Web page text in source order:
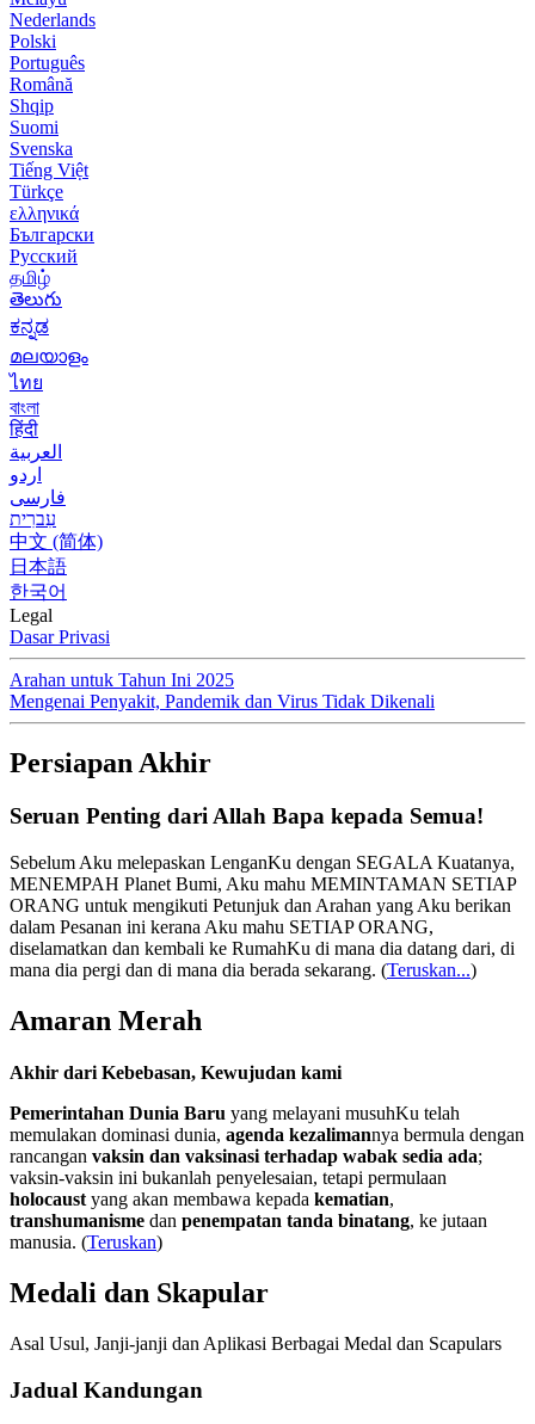
Nederlands
Polski
Português
Română
Shqip
Suomi
Svenska
Tiếng Việt
Türkçe
ελληνικά
Български
Русский
தமிழ்
తెలుగు
ಕನ್ನಡ
മലയാളം
ไทย
বাংলা
हिंदी
العربية
اردو
فارسی
עִברִית
中文 (简体)
日本語
한국어
Legal
Dasar Privasi
Arahan untuk Tahun Ini 2025
Mengenai Penyakit, Pandemik dan Virus Tidak Dikenali
Persiapan Akhir
Seruan Penting dari Allah Bapa kepada Semua!
Sebelum Aku melepaskan LenganKu dengan SEGALA Kuatanya,
MENEMPAH Planet Bumi, Aku mahu MEMINTAMAN SETIAP
ORANG untuk mengikuti Petunjuk dan Arahan yang Aku berikan
dalam Pesanan ini kerana Aku mahu SETIAP ORANG,
diselamatkan dan kembali ke RumahKu di mana dia datang dari, di
mana dia pergi dan di mana dia berada sekarang. (Teruskan...)
Amaran Merah
Akhir dari Kebebasan, Kewujudan kami
Pemerintahan Dunia Baru yang melayani musuhKu telah
memulakan dominasi dunia, agenda kezalimannya bermula dengan
rancangan vaksin dan vaksinasi terhadap wabak sedia ada;
vaksin-vaksin ini bukanlah penyelesaian, tetapi permulaan
holocaust yang akan membawa kepada kematian,
transhumanisme dan penempatan tanda binatang, ke jutaan
manusia. (Teruskan)
Medali dan Skapular
Asal Usul, Janji-janji dan Aplikasi Berbagai Medal dan Scapulars
Jadual Kandungan